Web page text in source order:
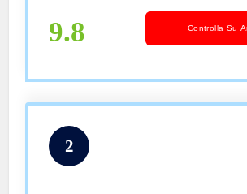
9.8 Controlla Su
2